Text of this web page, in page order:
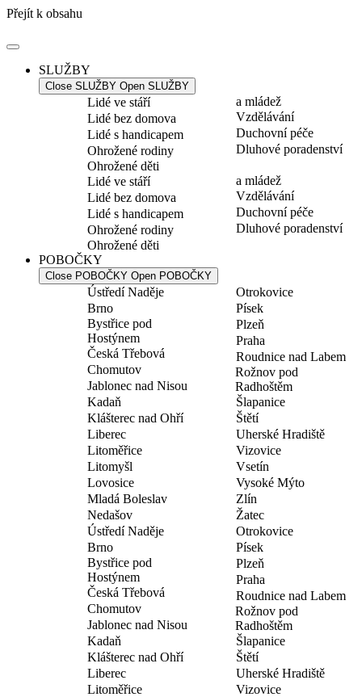
Přejít k obsahu
SLUŽBY
Close SLUŽBY Open SLUŽBY
Lidé ve stáří
Lidé bez domova
Lidé s handicapem
Ohrožené rodiny
Ohrožené děti
a mládež
Vzdělávání
Duchovní péče
Dluhové poradenství
Lidé ve stáří
Lidé bez domova
Lidé s handicapem
Ohrožené rodiny
Ohrožené děti
a mládež
Vzdělávání
Duchovní péče
Dluhové poradenství
POBOČKY
Close POBOČKY Open POBOČKY
Ústředí Naděje
Brno
Bystřice pod
Hostýnem
Česká Třebová
Chomutov
Jablonec nad Nisou
Kadaň
Klášterec nad Ohří
Liberec
Litoměřice
Litomyšl
Lovosice
Mladá Boleslav
Nedašov
Otrokovice
Písek
Plzeň
Praha
Roudnice nad Labem
Rožnov pod
Radhoštěm
Šlapanice
Štětí
Uherské Hradiště
Vizovice
Vsetín
Vysoké Mýto
Zlín
Žatec
Ústředí Naděje
Brno
Bystřice pod
Hostýnem
Česká Třebová
Chomutov
Jablonec nad Nisou
Kadaň
Klášterec nad Ohří
Liberec
Litoměřice
Otrokovice
Písek
Plzeň
Praha
Roudnice nad Labem
Rožnov pod
Radhoštěm
Šlapanice
Štětí
Uherské Hradiště
Vizovice